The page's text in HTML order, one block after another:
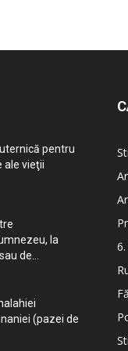
pentru
ale vieţii
la
de...
(pazei de